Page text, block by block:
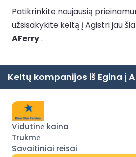
Patikrinkite naujausią
užsisakykite keltą į Agistri jau
AFerry.
Keltų kompanijos iš Egina į